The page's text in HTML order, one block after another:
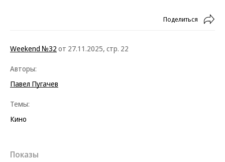
Поделиться
Weekend №32 от 27.11.2025, стр. 22
Авторы:
Павел Пугачев
Темы:
Кино
Показы